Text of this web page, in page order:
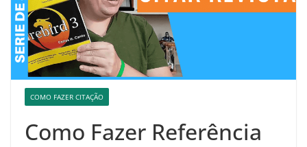
COMO FAZER CITAÇÃO
Como Fazer Referência